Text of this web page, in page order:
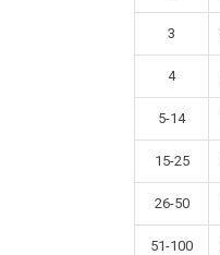
3
4
5-14
15-25
26-50
51-100